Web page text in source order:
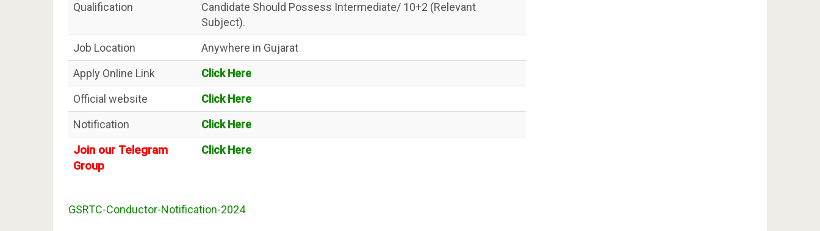
Qualification
Candidate Should Possess Intermediate/ 10+2 (Relevant
Subject).
Job Location
Anywhere in Gujarat
Apply Online Link
Click Here
Official website
Click Here
Notification
Click Here
Join our Telegram
Group
Click Here
GSRTC-Conductor-Notification-2024